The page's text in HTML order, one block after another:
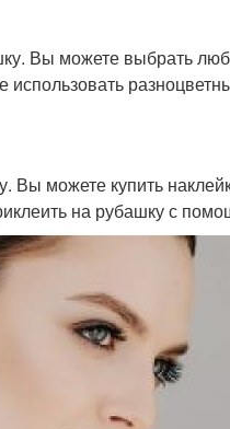
Вы можете выбрать
Вы можете купить
на рубашку с